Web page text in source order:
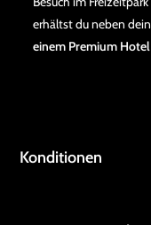
erhältst du neben
einem Premium Hotel
Konditionen